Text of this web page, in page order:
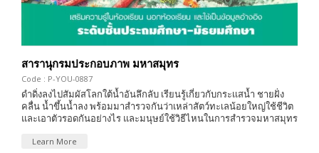
สารานุกรมประกอบภาพ มหาสมุทร
Code : P-YOU-0887
ดำดิ่งลงไปสัมผัสโลกใต้น้ำอันลึกลับ เรียนรู้เกี่ยวกับกระเเสน้ำ ชายฝั่ง
คลื่น น้ำขึ้นน้ำลง พร้อมมาสำรวจกันว่าเหล่าสัตว์ทะเลน้อยใหญ่ใช้ชีวิต
และเอาตัวรอดกันอย่างไร และมนุษย์ใช้วิธีไหนในการสำรวจมหาสมุทร
Learn More